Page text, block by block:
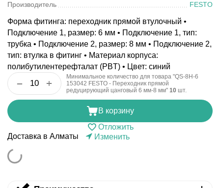
Производитель
FESTO
Форма фитинга: переходник прямой втулочный •
Подключение 1, размер: 6 мм • Подключение 1, тип:
трубка • Подключение 2, размер: 8 мм • Подключение 2,
тип: втулка в фитинг • Материал корпуса:
полибутилентерефталат (PBT) • Цвет: синий
+
−
Минимальное количество для товара "QS-8H-6
153042 FESTO - Переходник прямой
редуцирующий цанговый 6 мм-8 мм" 10 шт.
В корзину
Отложить
Доставка в Алматы
Изменить